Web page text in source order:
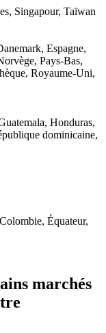
Singapour, Taïwan
Espagne,
Pays-Bas,
Royaume-Uni,
Honduras,
dominicaine,
Équateur,
marchés